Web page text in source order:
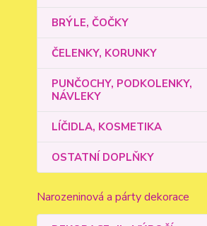
BRÝLE, ČOČKY
ČELENKY, KORUNKY
PUNČOCHY, PODKOLENKY,
NÁVLEKY
LÍČIDLA, KOSMETIKA
OSTATNÍ DOPLŇKY
Narozeninová a párty dekorace